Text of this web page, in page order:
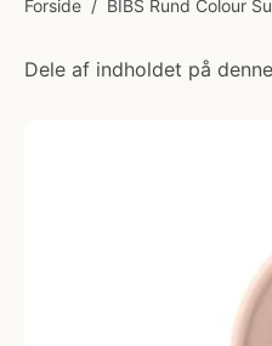
Forside / BIBS Rund Colour
Dele af indholdet på